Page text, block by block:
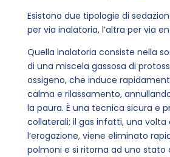
Esistono due tipologie di
per via inalatoria, l’altra per via
Quella inalatoria consiste nella
di una miscela gassosa di
ossigeno, che induce
calma e rilassamento,
la paura. È una tecnica sicura e
collaterali; il gas infatti, una volta
l’erogazione, viene eliminato
polmoni e si ritorna ad uno stato